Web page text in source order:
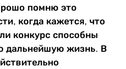
помню это
когда кажется, что
конкурс способны
дальнейшую жизнь. В